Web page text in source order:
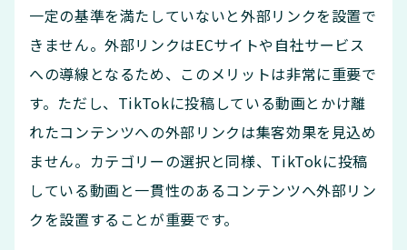
一定の基準を満たしていないと外部リンクを設置で
きません。外部リンクはECサイトや自社サービス
への導線となるため、このメリットは非常に重要で
す。ただし、TikTokに投稿している動画とかけ離
れたコンテンツへの外部リンクは集客効果を見込め
ません。カテゴリーの選択と同様、TikTokに投稿
している動画と一貫性のあるコンテンツへ外部リン
クを設置することが重要です。